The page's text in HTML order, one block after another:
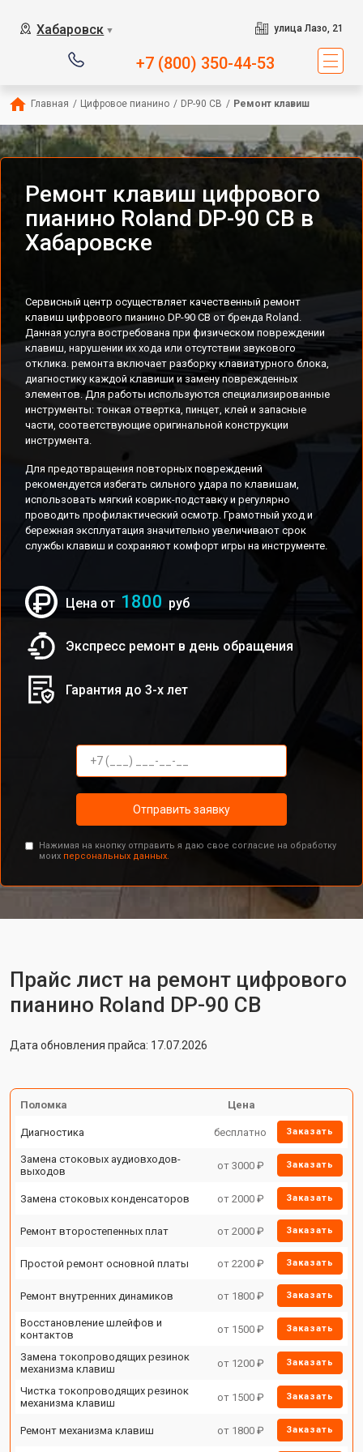
Хабаровск ▼ улица Лазо, 21
+7 (800) 350-44-53
Главная / Цифровое пианино / DP-90 CB / Ремонт клавиш
Ремонт клавиш цифрового
пианино Roland DP-90 CB в
Хабаровске
Сервисный центр осуществляет качественный ремонт
клавиш цифрового пианино DP-90 CB от бренда Roland.
Данная услуга востребована при физическом повреждении
клавиш, нарушении их хода или отсутствии звукового
отклика. ремонта включает разборку клавиатурного блока,
диагностику каждой клавиши и замену поврежденных
элементов. Для работы используются специализированные
инструменты: тонкая отвертка, пинцет, клей и запасные
части, соответствующие оригинальной конструкции
инструмента.
Для предотвращения повторных повреждений
рекомендуется избегать сильного удара по клавишам,
использовать мягкий коврик-подставку и регулярно
проводить профилактический осмотр. Грамотный уход и
бережная эксплуатация значительно увеличивают срок
службы клавиш и сохраняют комфорт игры на инструменте.
Цена от 1800 руб
Экспресс ремонт в день обращения
Гарантия до 3-х лет
Отправить заявку
Нажимая на кнопку отправить я даю свое согласие на обработку
моих персональных данных.
Прайс лист на ремонт цифрового
пианино Roland DP-90 CB
Дата обновления прайса: 17.07.2026
Поломка Цена
Диагностика бесплатно Заказать
Замена стоковых аудиовходов-
выходов
от 3000 ₽ Заказать
Замена стоковых конденсаторов от 2000 ₽ Заказать
Ремонт второстепенных плат от 2000 ₽ Заказать
Простой ремонт основной платы от 2200 ₽ Заказать
Ремонт внутренних динамиков от 1800 ₽ Заказать
Восстановление шлейфов и
контактов
от 1500 ₽ Заказать
Замена токопроводящих резинок
механизма клавиш
от 1200 ₽ Заказать
Чистка токопроводящих резинок
механизма клавиш
от 1500 ₽ Заказать
Ремонт механизма клавиш от 1800 ₽ Заказать